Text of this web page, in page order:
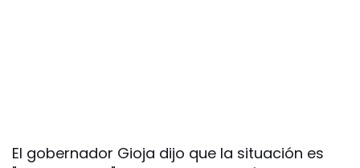
El gobernador Gioja dijo que la situación es